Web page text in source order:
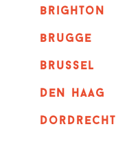
brighton
brugge
Brussel
Den haag
dordrecht